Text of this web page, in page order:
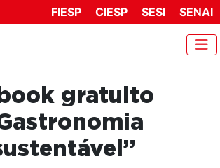
FIESP CIESP SESI SENAI
gratuito